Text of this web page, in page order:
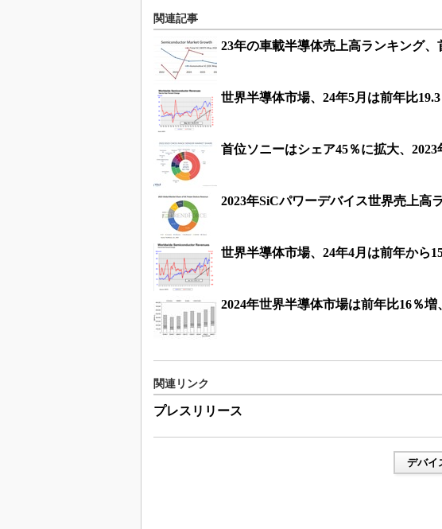
関連記事
23年の車載半導体売上高ランキング、
世界半導体市場、24年5月は前年比
首位ソニーはシェア45％に拡大、
2023年SiCパワーデバイス世界売上高
世界半導体市場、24年4月は前年から
2024年世界半導体市場は前年比16％増
関連リンク
プレスリリース
デバイ